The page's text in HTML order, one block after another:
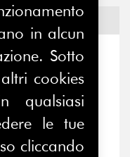
estiva,
in alcun
Sotto
cookies
qualsiasi
le tue
cliccando